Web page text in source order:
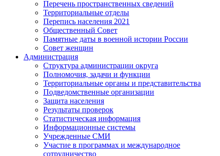
Перечень пространственных сведений
Территориальные отделы
Перепись населения 2021
Общественный Совет
Памятные даты в военной истории России
Совет женщин
Администрация
Структура администрации округа
Полномочия, задачи и функции
Территориальные органы и представительства
Подведомственные организации
Защита населения
Результаты проверок
Статистическая информация
Информационные системы
Учрежденные СМИ
Участие в программах и международное
сотрудничество